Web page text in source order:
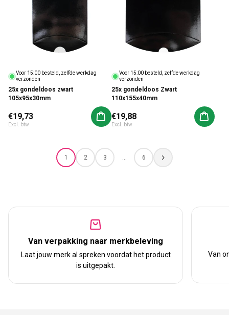
Voor 15:00 besteld, zelfde werkdag
verzonden
25x gondeldoos zwart
105x95x30mm
Normale prijs
€19,73
Excl. btw
Aan winkelwagen toevoegen
Voor 15:00 besteld, zelfde werkdag
verzonden
25x gondeldoos Zwart
110x155x40mm
Normale prijs
€19,88
Excl. btw
Aan
1 2 3 … 6
Van verpakking naar merkbeleving
Laat jouw merk al spreken voordat het product
is uitgepakt.
Van